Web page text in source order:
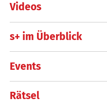
Videos
s+ im Überblick
Events
Rätsel